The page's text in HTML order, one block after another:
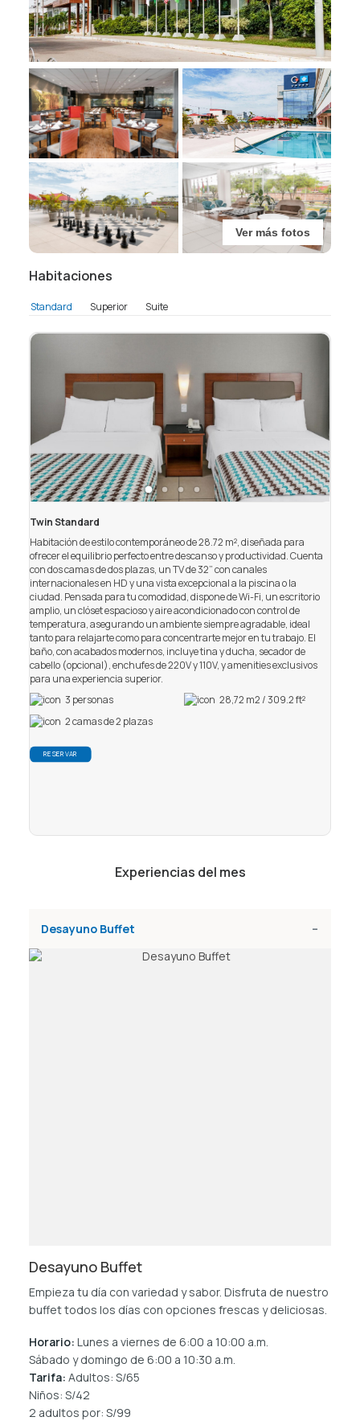
Ver más fotos
Habitaciones
Standard Superior Suite
Twin Standard
Habitación de estilo contemporáneo de 28.72 m², diseñada para
ofrecer el equilibrio perfecto entre descanso y productividad. Cuenta
con dos camas de dos plazas, un TV de 32” con canales
internacionales en HD y una vista excepcional a la piscina o la
ciudad. Pensada para tu comodidad, dispone de Wi-Fi, un escritorio
amplio, un clóset espacioso y aire acondicionado con control de
temperatura, asegurando un ambiente siempre agradable, ideal
tanto para relajarte como para concentrarte mejor en tu trabajo. El
baño, con acabados modernos, incluye tina y ducha, secador de
cabello (opcional), enchufes de 220V y 110V, y amenities exclusivos
para una experiencia superior.
3 personas
28,72 m2 / 309.2 ft²
2 camas de 2 plazas
RESERVAR
Experiencias del mes
Desayuno Buffet
Desayuno Buffet
Empieza tu día con variedad y sabor. Disfruta de nuestro
buffet todos los días con opciones frescas y deliciosas.
Horario: Lunes a viernes de 6:00 a 10:00 a.m.
Sábado y domingo de 6:00 a 10:30 a.m.
Tarifa: Adultos: S/65
Niños: S/42
2 adultos por: S/99